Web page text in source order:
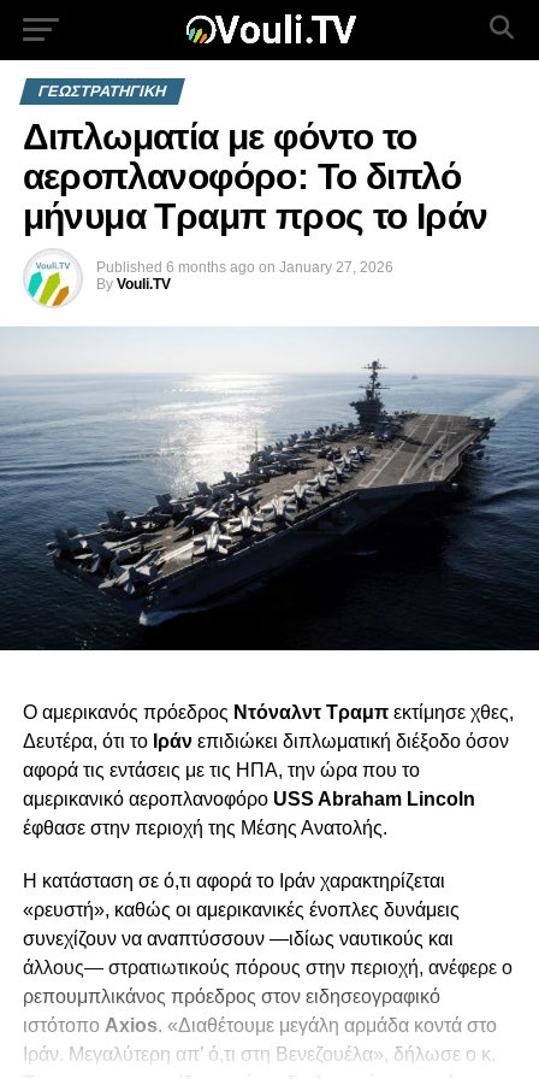
ΓΕΩΣΤΡΑΤΗΓΙΚΗ
Διπλωματία με φόντο το
αεροπλανοφόρο: Το διπλό
μήνυμα Τραμπ προς το Ιράν
Published 6 months ago on January 27, 2026
By Vouli.TV
Ο αμερικανός πρόεδρος Ντόναλντ Τραμπεκτίμησε χθες,
Δευτέρα, ότι το Ιράνεπιδιώκει διπλωματική διέξοδο όσον
αφορά τις εντάσεις με τις ΗΠΑ, την ώρα που το
αμερικανικό αεροπλανοφόρο USS Abraham Lincoln
έφθασε στην περιοχή της Μέσης Ανατολής.
Η κατάσταση σε ό,τι αφορά το Ιράν χαρακτηρίζεται
«ρευστή», καθώς οι αμερικανικές ένοπλες δυνάμεις
συνεχίζουν να αναπτύσσουν —ιδίως ναυτικούς και
άλλους— στρατιωτικούς πόρους στην περιοχή, ανέφερε ο
ρεπουμπλικάνος πρόεδρος στον ειδησεογραφικό
ιστότοπο Axios. «Διαθέτουμε μεγάλη αρμάδα κοντά στο
Ιράν. Μεγαλύτερη απ’ ό,τι στη Βενεζουέλα», δήλωσε ο κ.